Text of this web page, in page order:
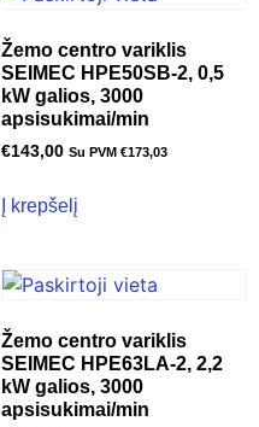
Žemo centro variklis
SEIMEC HPE50SB-2, 0,5
kW galios, 3000
apsisukimai/min
€143,00 Su PVM €173,03
Į krepšelį
Žemo centro variklis
SEIMEC HPE63LA-2, 2,2
kW galios, 3000
apsisukimai/min